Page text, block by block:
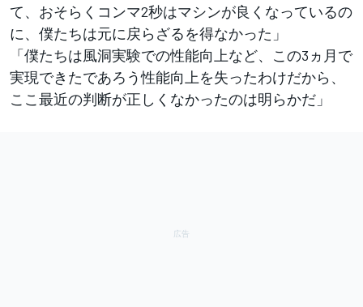
て、おそらくコンマ2秒はマシンが良くなっているの
に、僕たちは元に戻らざるを得なかった」
「僕たちは風洞実験での性能向上など、この3ヵ月で
実現できたであろう性能向上を失ったわけだから、
ここ最近の判断が正しくなかったのは明らかだ」